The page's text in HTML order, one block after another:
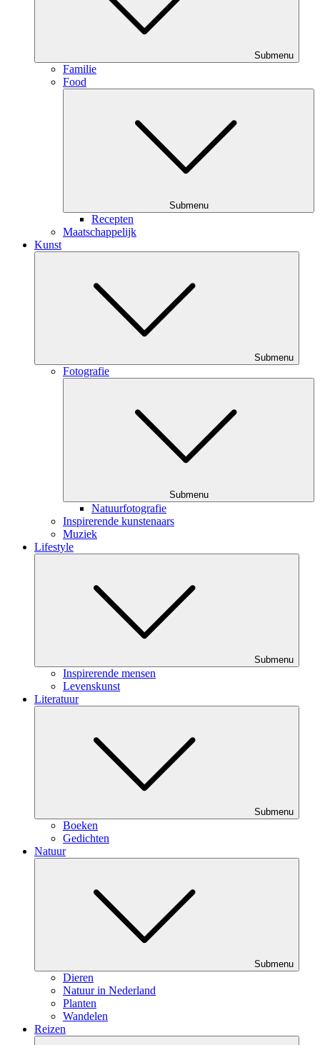
Submenu
Familie
Food
Submenu
Recepten
Maatschappelijk
Kunst
Submenu
Fotografie
Submenu
Natuurfotografie
Inspirerende kunstenaars
Muziek
Lifestyle
Submenu
Inspirerende mensen
Levenskunst
Literatuur
Submenu
Boeken
Gedichten
Natuur
Submenu
Dieren
Natuur in Nederland
Planten
Wandelen
Reizen